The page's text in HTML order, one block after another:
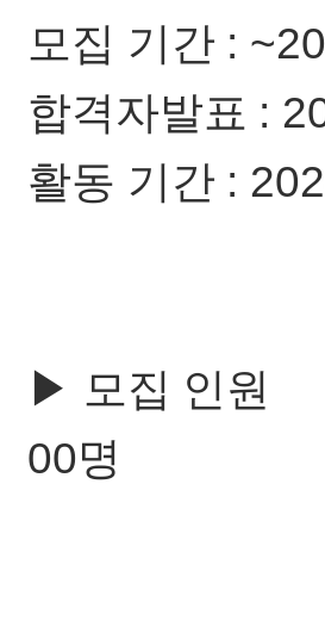
모집 기간 :
합격자발표 :
활동 기간 :
▶ 모집 인원
00명